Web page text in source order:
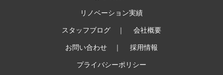
リノベーション実績
スタッフブログ ｜ 会社概要
お問い合わせ ｜ 採用情報
プライバシーポリシー